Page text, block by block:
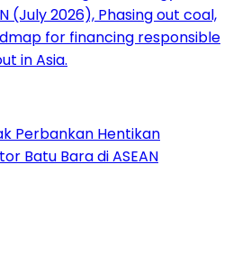
Perbankan Hentikan
Batu Bara di ASEAN